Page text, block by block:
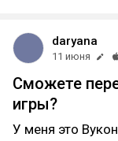
daryana
11 июня
Сможете
игры?
У меня это